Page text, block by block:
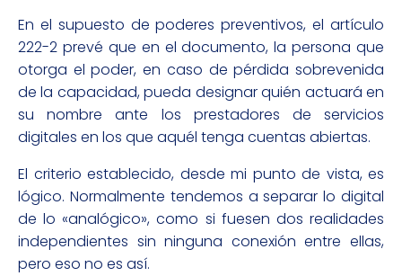
En el supuesto de poderes preventivos, el artículo
222-2 prevé que en el documento, la persona que
otorga el poder, en caso de pérdida sobrevenida
de la capacidad, pueda designar quién actuará en
su nombre ante los prestadores de servicios
digitales en los que aquél tenga cuentas abiertas.
El criterio establecido, desde mi punto de vista, es
lógico. Normalmente tendemos a separar lo digital
de lo «analógico», como si fuesen dos realidades
independientes sin ninguna conexión entre ellas,
pero eso no es así.